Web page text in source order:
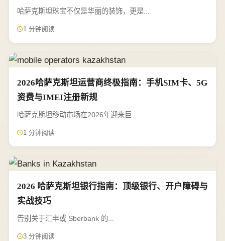
哈萨克斯坦珠宝不仅是华丽的装饰，更是...
1 分钟阅读
2026哈萨克斯坦运营商终极指南：手机SIM卡、5G
资费与IMEI注册新规
哈萨克斯坦移动市场在2026年迎来巨...
1 分钟阅读
2026 哈萨克斯坦银行指南：顶级银行、开户障碍与
实战技巧
告别关于汇丰或 Sberbank 的...
3 分钟阅读